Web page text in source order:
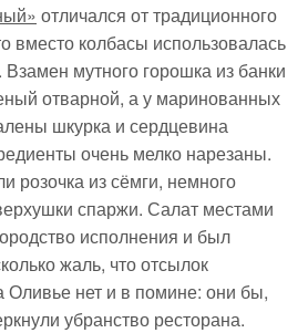
отличался от традиционного
вместо колбасы использовалась
мутного горошка из банки
отварной, а у маринованных
шкурка и сердцевина
очень мелко нарезаны.
розочка из сёмги, немного
спаржи. Салат местами
исполнения и был
жаль, что отсылок
Оливье нет и в помине: они бы,
убранство ресторана.